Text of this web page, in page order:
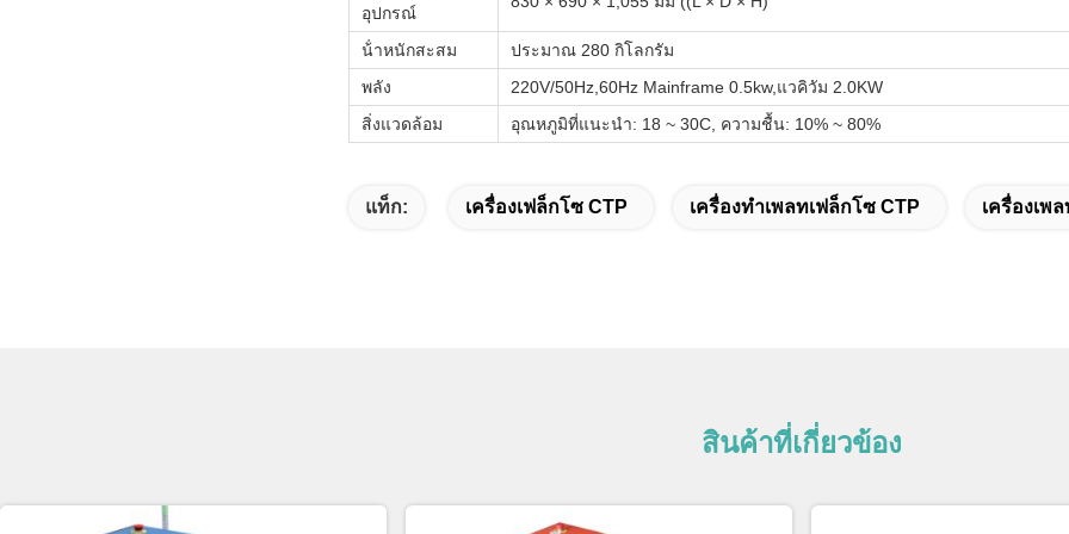
อุปกรณ์
น้ําหนักสะสม
ประมาณ 280 กิโลกรัม
พลัง
220V/50Hz,60Hz Mainframe 0.5kw,แวคิวัม 2.0KW
สิ่งแวดล้อม
อุณหภูมิที่แนะนํา: 18 ~ 30C, ความชื้น: 10% ~ 80%
แท็ก: เครื่องเฟล็กโซ CTP เครื่องทำเพลทเฟล็กโซ CTP เครื่องเพ
สินค้าที่เกี่ยวข้อง